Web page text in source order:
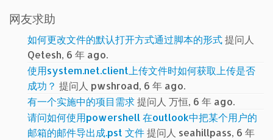
网友求助
如何更改文件的默认打开方式通过脚本的形式提问人
Qetesh, 6 年 ago.
使用system.net.client上传文件时如何获取上传是否
成功？ 提问人 pwshroad, 6 年 ago.
有一个实施中的项目需求提问人 万恒, 6 年 ago.
请问如何使用powershell 在outlook中把某个用户的
邮箱的邮件导出成.pst 文件提问人 seahillpass, 6 年